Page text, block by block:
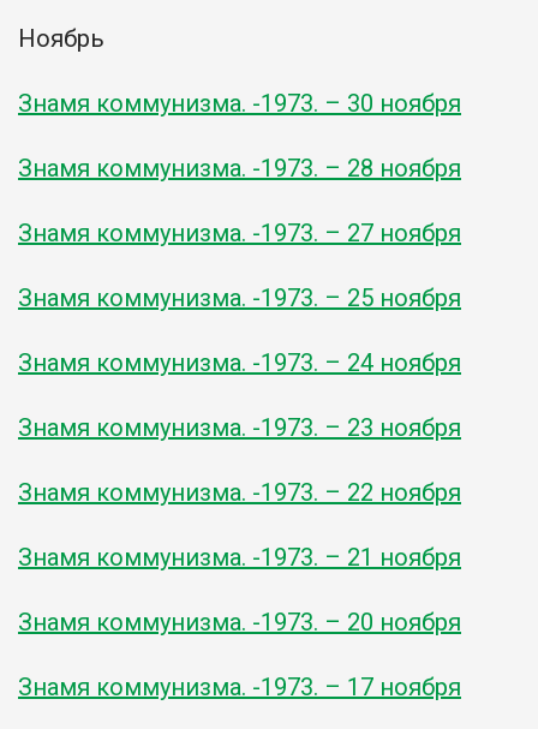
Ноябрь
Знамя коммунизма. -1973. – 30 ноября
Знамя коммунизма. -1973. – 28 ноября
Знамя коммунизма. -1973. – 27 ноября
Знамя коммунизма. -1973. – 25 ноября
Знамя коммунизма. -1973. – 24 ноября
Знамя коммунизма. -1973. – 23 ноября
Знамя коммунизма. -1973. – 22 ноября
Знамя коммунизма. -1973. – 21 ноября
Знамя коммунизма. -1973. – 20 ноября
Знамя коммунизма. -1973. – 17 ноября